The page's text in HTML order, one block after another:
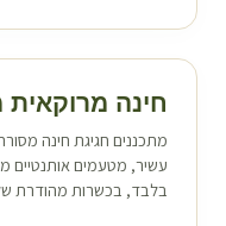
חינה
מתכננים חגיגת חינה
בלבד, בכשרות מהודרת